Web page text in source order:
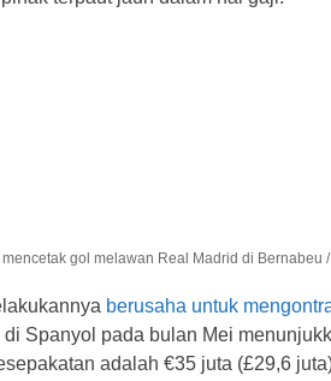
gol melawan Real Madrid di Bernabeu
berusaha untuk
Spanyol pada bulan Mei
adalah €35 juta (£29,6